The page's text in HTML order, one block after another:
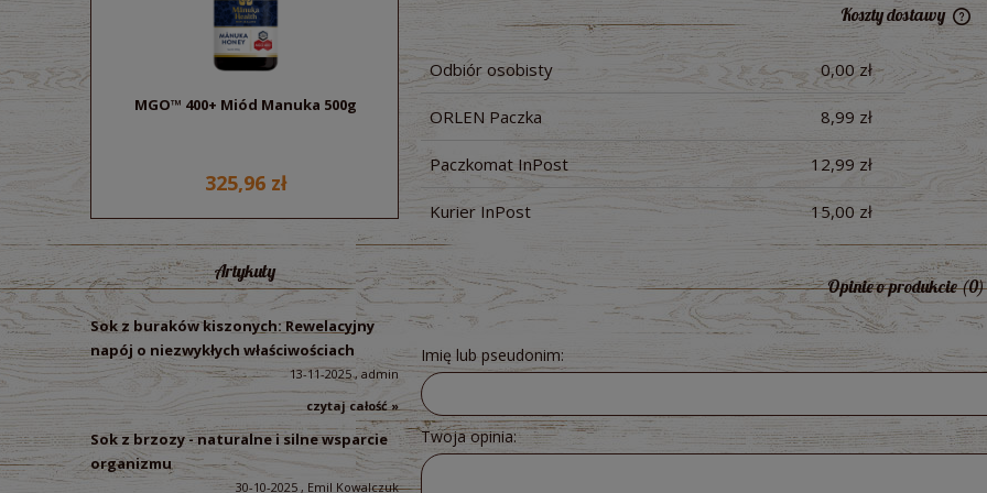
MGO™ 400+ Miód Manuka 500g
325,96 zł
ekologiczny Bio Food
5,71 zł
Pesto z Czosnku Niedźwiedziego
200g - Dary Natury
Artykuły
Sok z buraków kiszonych: Rewelacyjny
napój o niezwykłych właściwościach
13-11-2025 , admin
czytaj całość »
Sok z brzozy - naturalne i silne wsparcie
organizmu
30-10-2025 , Emil Kowalczuk
Koszty dostawy
Odbiór osobisty 0,00 zł
ORLEN Paczka 8,99 zł
Paczkomat InPost 12,99 zł
Kurier InPost 15,00 zł
Opinie o produkcie (0)
Imię lub pseudonim:
Twoja opinia: